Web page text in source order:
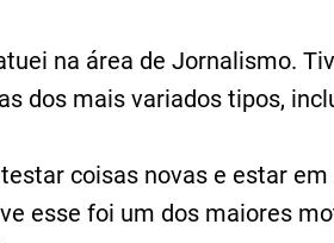
na área de Jornalismo.
dos mais variados tipos,
coisas novas e estar
esse foi um dos maiores